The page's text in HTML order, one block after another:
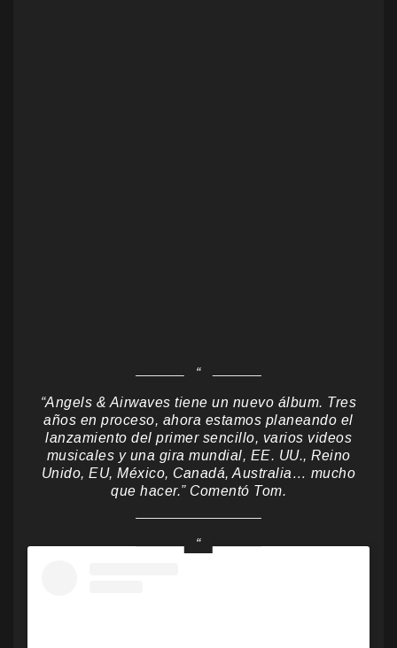
“Angels & Airwaves tiene un nuevo álbum. Tres
años en proceso, ahora estamos planeando el
lanzamiento del primer sencillo, varios videos
musicales y una gira mundial, EE. UU., Reino
Unido, EU, México, Canadá, Australia… mucho
que hacer.” Comentó Tom.